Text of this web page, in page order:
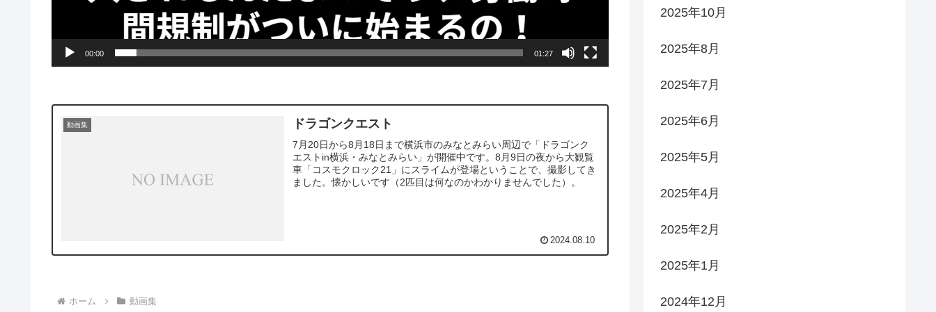
00:00 01:27
動画集 ドラゴンクエスト
7月20日から8月18日まで横浜市のみなとみらい周辺で「ドラゴンク
エストin横浜・みなとみらい」が開催中です。8月9日の夜から大観覧
車「コスモクロック21」にスライムが登場ということで、撮影してき
ました。懐かしいです（2匹目は何なのかわかりませんでした）。
2024.08.10
ホーム 動画集
2025年10月
2025年8月
2025年7月
2025年6月
2025年5月
2025年4月
2025年2月
2025年1月
2024年12月